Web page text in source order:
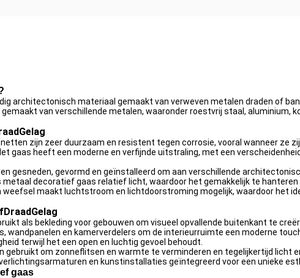
architectonisch materiaal gemaakt van verweven metalen draden of
van verschillende metalen, waaronder roestvrij staal, aluminium,
Gelag
zijn zeer duurzaam en resistent tegen corrosie, vooral wanneer ze
gaas heeft een moderne en verfijnde uitstraling, met een
gesneden, gevormd en geïnstalleerd om aan verschillende
decoratief gaas relatief licht, waardoor het gemakkelijk te hanteren
maakt luchtstroom en lichtdoorstroming mogelijk, waardoor het
DraadGelag
als bekleding voor gebouwen om visueel opvallende buitenkant te
wandpanelen en kamerverdelers om de interieurruimte een moderne
terwijl het een open en luchtig gevoel behoudt.
gebruikt om zonneflitsen en warmte te verminderen en tegelijkertijd licht
en kunstinstallaties geïntegreerd voor een unieke
gaas